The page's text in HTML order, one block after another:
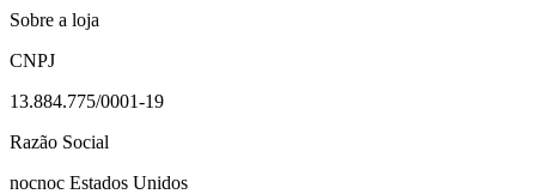
Sobre a loja
CNPJ
13.884.775/0001-19
Razão Social
nocnoc Estados Unidos